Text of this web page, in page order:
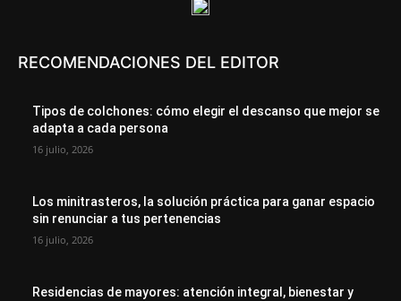
RECOMENDACIONES DEL EDITOR
Tipos de colchones: cómo elegir el descanso que mejor se
adapta a cada persona
16 julio, 2026
Los minitrasteros, la solución práctica para ganar espacio
sin renunciar a tus pertenencias
16 julio, 2026
Residencias de mayores: atención integral, bienestar y